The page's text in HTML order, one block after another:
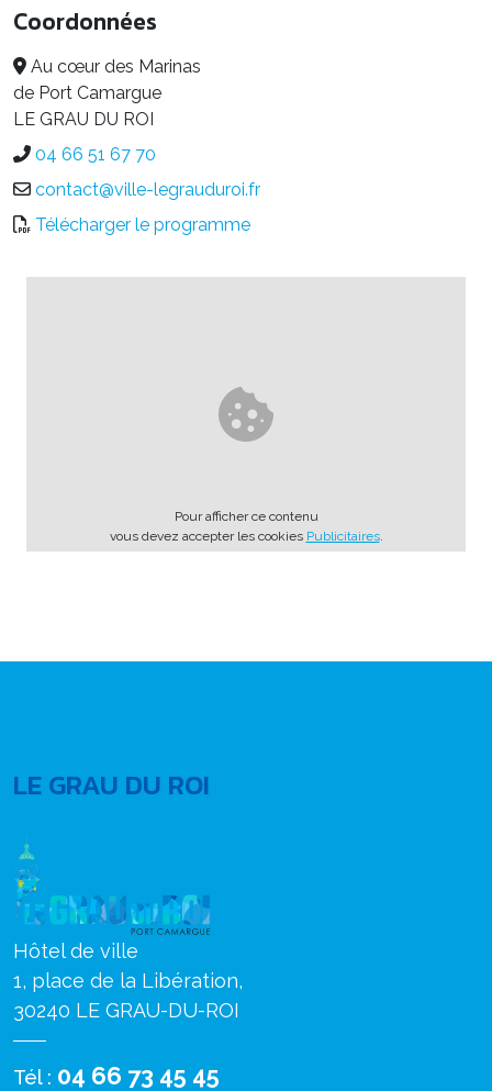
Coordonnées
Au cœur des Marinas
de Port Camargue
LE GRAU DU ROI
04 66 51 67 70
contact@ville-legrauduroi.fr
Télécharger le programme
Pour afficher ce contenu
vous devez accepter les cookies Publicitaires.
LE GRAU DU ROI
Hôtel de ville
1, place de la Libération,
30240 LE GRAU-DU-ROI
Tél : 04 66 73 45 45